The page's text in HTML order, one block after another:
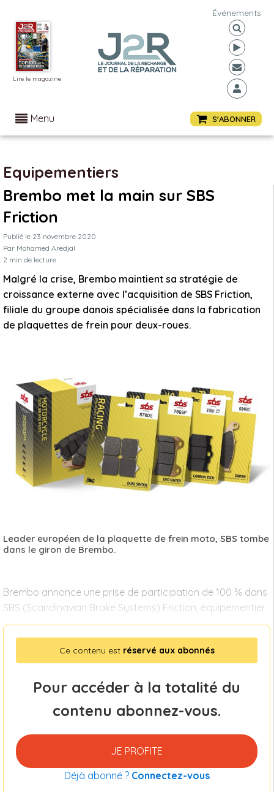
Lire le magazine
Événements
Menu S'ABONNER
Equipementiers
Brembo met la main sur SBS
Friction
Publié le 23 novembre 2020
Par Mohamed Aredjal
2 min de lecture
Malgré la crise, Brembo maintient sa stratégie de
croissance externe avec l’acquisition de SBS Friction,
filiale du groupe danois spécialisée dans la fabrication
de plaquettes de frein pour deux-roues.
Leader européen de la plaquette de frein moto, SBS tombe
dans le giron de Brembo.
Brembo annonce une prise de participation de 100 % dans
SBS (Scandinavian Brake Systems) Friction, équipementier
Ce contenu est réservé aux abonnés
Pour accéder à la totalité du
contenu abonnez-vous.
JE PROFITE
Déjà abonné ? Connectez-vous